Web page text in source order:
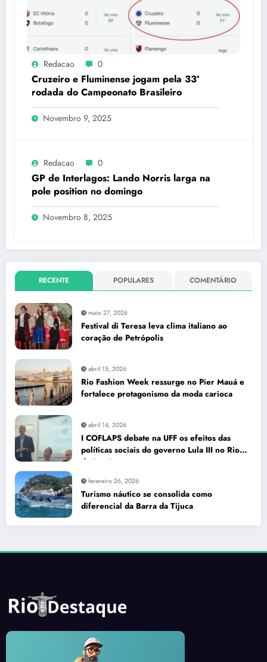
Redacao 0
Cruzeiro e Fluminense jogam pela 33ª
rodada do Campeonato Brasileiro
Novembro 9, 2025
Redacao 0
GP de Interlagos: Lando Norris larga na
pole position no domingo
Novembro 8, 2025
RECENTE POPULARES COMENTÁRIO
maio 27, 2026
Festival di Teresa leva clima italiano ao
coração de Petrópolis
abril 15, 2026
Rio Fashion Week ressurge no Pier Mauá e
fortalece protagonismo da moda carioca
abril 14, 2026
I COFLAPS debate na UFF os efeitos das
políticas sociais do governo Lula III no Rio
de Janeiro
fevereiro 26, 2026
Turismo náutico se consolida como
diferencial da Barra da Tijuca